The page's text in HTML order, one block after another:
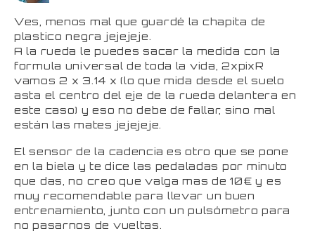
Ves, menos mal que guardé la chapita de
plastico negra jejejeje.
A la rueda le puedes sacar la medida con la
formula universal de toda la vida, 2xpixR
vamos 2 x 3.14 x (lo que mida desde el suelo
asta el centro del eje de la rueda delantera en
este caso) y eso no debe de fallar, sino mal
están las mates jejejeje.
El sensor de la cadencia es otro que se pone
en la biela y te dice las pedaladas por minuto
que das, no creo que valga mas de 10€ y es
muy recomendable para llevar un buen
entrenamiento, junto con un pulsómetro para
no pasarnos de vueltas.